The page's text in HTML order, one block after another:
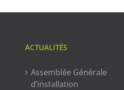
ACTUALITÉS
Assemblée Générale
d’installation